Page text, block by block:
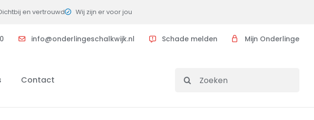
en vertrouwd Wij zijn er voor jou
info@onderlingeschalkwijk.nl Schade melden Mijn Onderlinge
Contact
Search